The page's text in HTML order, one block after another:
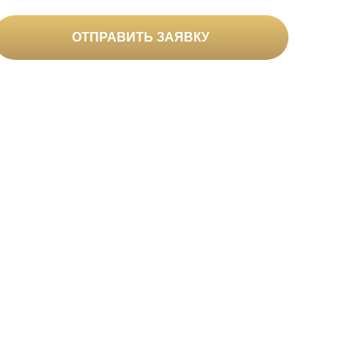
ОТПРАВИТЬ ЗАЯВКУ